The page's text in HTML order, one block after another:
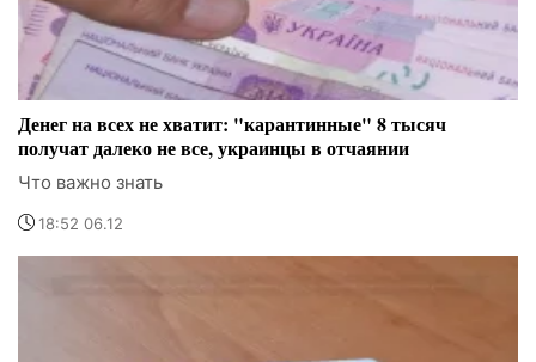
Денег на всех не хватит: "карантинные" 8 тысяч
получат далеко не все, украинцы в отчаянии
Что важно знать
18:52 06.12